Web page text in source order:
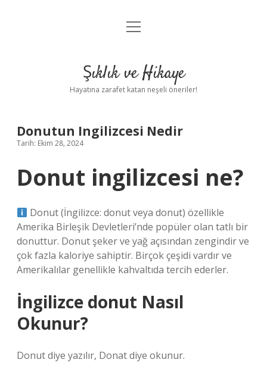
Anasayfa
Yasal Uyarı
menüyü
Şıklık ve Hikaye
Hayatına zarafet katan neşeli öneriler!
Donutun Ingilizcesi Nedir
Tarih: Ekim 28, 2024
Donut ingilizcesi ne?
Donut (İngilizce: donut veya donut) özellikle
Amerika Birleşik Devletleri’nde popüler olan tatlı bir
donuttur. Donut şeker ve yağ açısından zengindir ve
çok fazla kaloriye sahiptir. Birçok çeşidi vardır ve
Amerikalılar genellikle kahvaltıda tercih ederler.
İngilizce donut Nasıl
Okunur?
Donut diye yazılır, Donat diye okunur.